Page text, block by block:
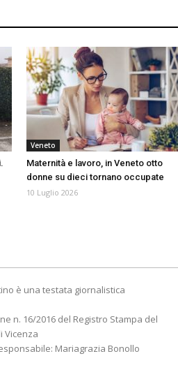
Veneto
Maternità e lavoro, in Veneto otto
donne su dieci tornano occupate
10 Luglio 2026
è una testata giornalistica
n. 16/2016 del Registro Stampa del
Vicenza
Mariagrazia Bonollo